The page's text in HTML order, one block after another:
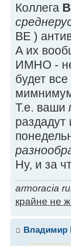
Коллега
ВЕ )
А их
ИМНО -
будет
Т.е. ваши
раздадут
Ну, и за
armoracia
крайне не
Владимир